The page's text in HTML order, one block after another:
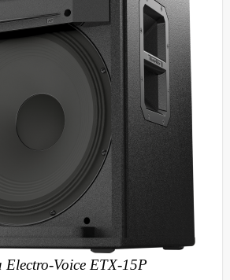
Electro-Voice ETX-15P